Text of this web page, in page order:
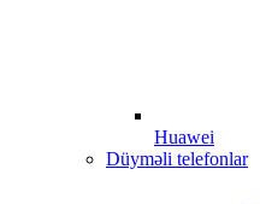
Huawei
Düyməli telefonlar